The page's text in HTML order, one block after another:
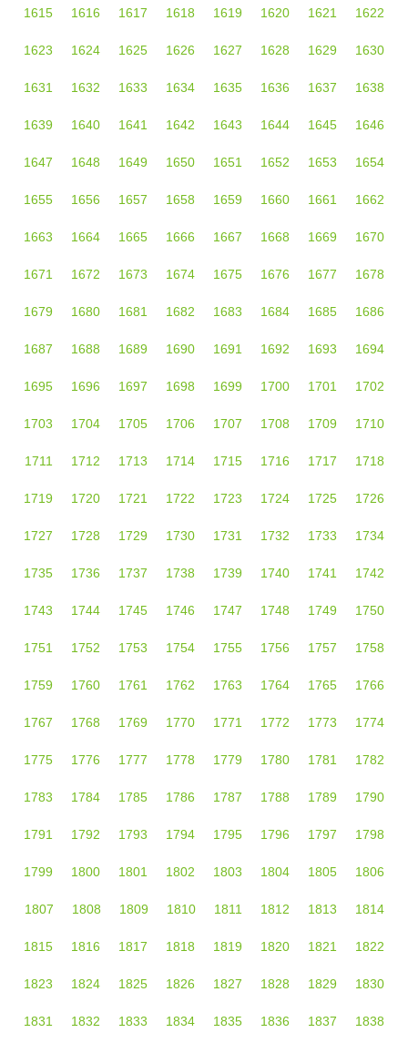
1615 1616 1617 1618 1619 1620 1621 1622
1623 1624 1625 1626 1627 1628 1629 1630
1631 1632 1633 1634 1635 1636 1637 1638
1639 1640 1641 1642 1643 1644 1645 1646
1647 1648 1649 1650 1651 1652 1653 1654
1655 1656 1657 1658 1659 1660 1661 1662
1663 1664 1665 1666 1667 1668 1669 1670
1671 1672 1673 1674 1675 1676 1677 1678
1679 1680 1681 1682 1683 1684 1685 1686
1687 1688 1689 1690 1691 1692 1693 1694
1695 1696 1697 1698 1699 1700 1701 1702
1703 1704 1705 1706 1707 1708 1709 1710
1711 1712 1713 1714 1715 1716 1717 1718
1719 1720 1721 1722 1723 1724 1725 1726
1727 1728 1729 1730 1731 1732 1733 1734
1735 1736 1737 1738 1739 1740 1741 1742
1743 1744 1745 1746 1747 1748 1749 1750
1751 1752 1753 1754 1755 1756 1757 1758
1759 1760 1761 1762 1763 1764 1765 1766
1767 1768 1769 1770 1771 1772 1773 1774
1775 1776 1777 1778 1779 1780 1781 1782
1783 1784 1785 1786 1787 1788 1789 1790
1791 1792 1793 1794 1795 1796 1797 1798
1799 1800 1801 1802 1803 1804 1805 1806
1807 1808 1809 1810 1811 1812 1813 1814
1815 1816 1817 1818 1819 1820 1821 1822
1823 1824 1825 1826 1827 1828 1829 1830
1831 1832 1833 1834 1835 1836 1837 1838